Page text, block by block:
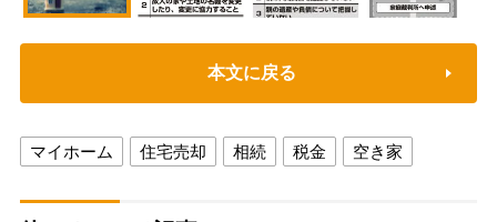
本文に戻る
マイホーム 住宅売却 相続 税金 空き家